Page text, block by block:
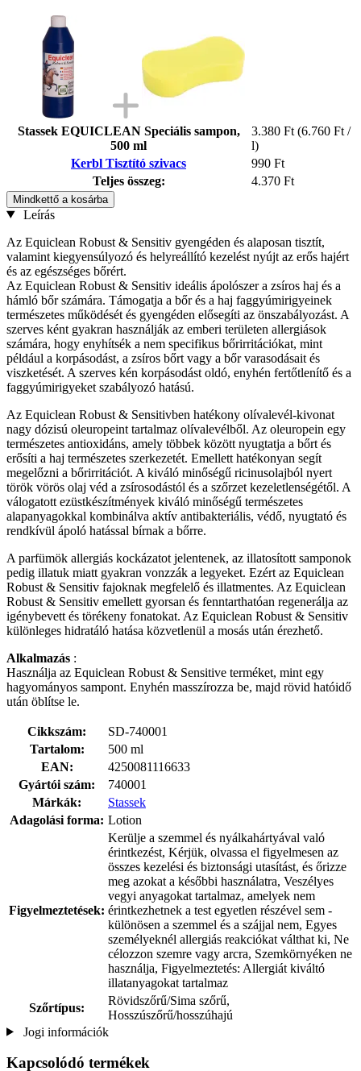
Stassek EQUICLEAN Speciális sampon,
500 ml
3.380 Ft (6.760 Ft /
l)
Kerbl Tisztító szivacs
990 Ft
Teljes összeg:
4.370 Ft
Mindkettő a kosárba
Leírás
Az Equiclean Robust & Sensitiv gyengéden és alaposan tisztít,
valamint kiegyensúlyozó és helyreállító kezelést nyújt az erős hajért
és az egészséges bőrért.
Az Equiclean Robust & Sensitiv ideális ápolószer a zsíros haj és a
hámló bőr számára. Támogatja a bőr és a haj faggyúmirigyeinek
természetes működését és gyengéden elősegíti az önszabályozást. A
szerves ként gyakran használják az emberi területen allergiások
számára, hogy enyhítsék a nem specifikus bőrirritációkat, mint
például a korpásodást, a zsíros bőrt vagy a bőr varasodásait és
viszketését. A szerves kén korpásodást oldó, enyhén fertőtlenítő és a
faggyúmirigyeket szabályozó hatású.
Az Equiclean Robust & Sensitivben hatékony olívalevél-kivonat
nagy dózisú oleuropeint tartalmaz olívalevélből. Az oleuropein egy
természetes antioxidáns, amely többek között nyugtatja a bőrt és
erősíti a haj természetes szerkezetét. Emellett hatékonyan segít
megelőzni a bőrirritációt. A kiváló minőségű ricinusolajból nyert
török vörös olaj véd a zsírosodástól és a szőrzet kezeletlenségétől. A
válogatott ezüstkészítmények kiváló minőségű természetes
alapanyagokkal kombinálva aktív antibakteriális, védő, nyugtató és
rendkívül ápoló hatással bírnak a bőrre.
A parfümök allergiás kockázatot jelentenek, az illatosított samponok
pedig illatuk miatt gyakran vonzzák a legyeket. Ezért az Equiclean
Robust & Sensitiv fajoknak megfelelő és illatmentes. Az Equiclean
Robust & Sensitiv emellett gyorsan és fenntarthatóan regenerálja az
igénybevett és törékeny fonatokat. Az Equiclean Robust & Sensitiv
különleges hidratáló hatása közvetlenül a mosás után érezhető.
Alkalmazás :
Használja az Equiclean Robust & Sensitive terméket, mint egy
hagyományos sampont. Enyhén masszírozza be, majd rövid hatóidő
után öblítse le.
Cikkszám:
SD-740001
Tartalom:
500 ml
EAN:
4250081116633
Gyártói szám:
740001
Márkák:
Stassek
Adagolási forma: Lotion
Figyelmeztetések:
Kerülje a szemmel és nyálkahártyával való
érintkezést, Kérjük, olvassa el figyelmesen az
összes kezelési és biztonsági utasítást, és őrizze
meg azokat a későbbi használatra, Veszélyes
vegyi anyagokat tartalmaz, amelyek nem
érintkezhetnek a test egyetlen részével sem -
különösen a szemmel és a szájjal nem, Egyes
személyeknél allergiás reakciókat válthat ki, Ne
célozzon szemre vagy arcra, Szemkörnyéken ne
használja, Figyelmeztetés: Allergiát kiváltó
illatanyagokat tartalmaz
Szőrtípus:
Rövidszőrű/Sima szőrű,
Hosszúszőrű/hosszúhajú
Jogi információk
Kapcsolódó termékek